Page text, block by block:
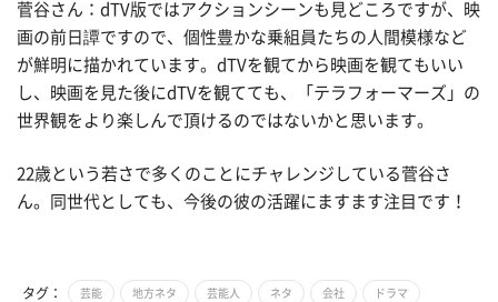
菅谷さん：dTV版ではアクションシーンも見どころですが、映
画の前日譚ですので、個性豊かな乗組員たちの人間模様など
が鮮明に描かれています。dTVを観てから映画を観てもいい
し、映画を見た後にdTVを観てても、「テラフォーマーズ」の
世界観をより楽しんで頂けるのではないかと思います。
22歳という若さで多くのことにチャレンジしている菅谷さ
ん。同世代としても、今後の彼の活躍にますます注目です！
タグ： 芸能 地方ネタ 芸能人 ネタ 会社 ドラマ